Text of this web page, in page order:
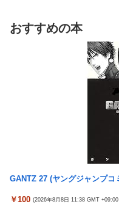
えなこ、ハイレグの股間見
【ホロライブ】POP UP
ホビーサクラ「真の点P 私
【宇崎ちゃんは遊びたい
「宇崎月」メタリックパー
【画像】女漫画家しか描か
らる
【艦これ】そもそも深海っ
【艦これ】けーかいじん 他
【艦これ】E5ヌルイとか
「居眠り運転かな？」→何
早大生さん、ポイント不正
車大手工場にも女性・高
ｗｗｗ
【悲報】 ちいかわのモモン
おすすめの本
GANTZ 27 (ヤングジャンプコ
￥100 (2026年8月8日 11:38 GMT